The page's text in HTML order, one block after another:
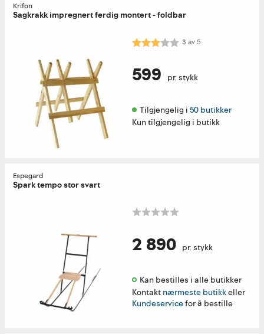
Krifon
Sagkrakk impregnert ferdig montert - foldbar
Karakter: 3.0 av 5 mulige
3 av5
599 pr. stykk
Tilgjengelig i 50 butikker
Kun tilgjengelig i butikk
Espegard
Spark tempo stor svart
2 890 pr. stykk
Kan bestilles i alle butikker
Kontakt nærmeste butikkeller
Kundeservicefor å bestille